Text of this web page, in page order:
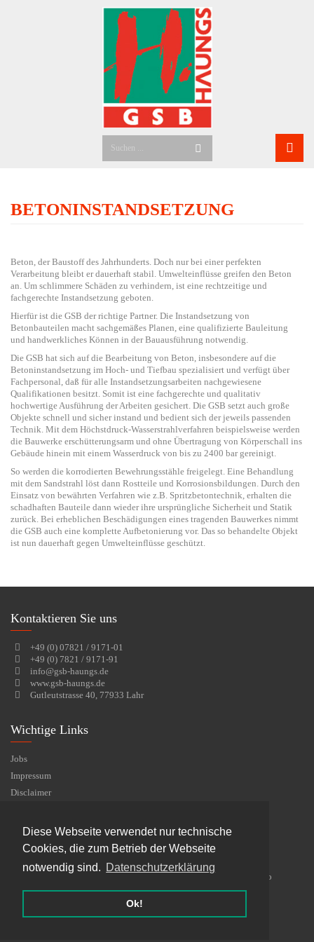
Diese Webseite verwendet nur technische
Cookies, die zum Betrieb der Webseite
notwendig sind. Datenschutzerklärung
Ok!
BETONINSTANDSETZUNG
Beton, der Baustoff des Jahrhunderts. Doch nur bei einer perfekten
Verarbeitung bleibt er dauerhaft stabil. Umwelteinflüsse greifen den Beton
an. Um schlimmere Schäden zu verhindern, ist eine rechtzeitige und
fachgerechte Instandsetzung geboten.
Hierfür ist die GSB der richtige Partner. Die Instandsetzung von
Betonbauteilen macht sachgemäßes Planen, eine qualifizierte Bauleitung
und handwerkliches Können in der Bauausführung notwendig.
Die GSB hat sich auf die Bearbeitung von Beton, insbesondere auf die
Betoninstandsetzung im Hoch- und Tiefbau spezialisiert und verfügt über
Fachpersonal, daß für alle Instandsetzungsarbeiten nachgewiesene
Qualifikationen besitzt. Somit ist eine fachgerechte und qualitativ
hochwertige Ausführung der Arbeiten gesichert. Die GSB setzt auch große
Objekte schnell und sicher instand und bedient sich der jeweils passenden
Technik. Mit dem Höchstdruck-Wasserstrahlverfahren beispielsweise werden
die Bauwerke erschütterungsarm und ohne Übertragung von Körperschall ins
Gebäude hinein mit einem Wasserdruck von bis zu 2400 bar gereinigt.
So werden die korrodierten Bewehrungsstähle freigelegt. Eine Behandlung
mit dem Sandstrahl löst dann Rostteile und Korrosionsbildungen. Durch den
Einsatz von bewährten Verfahren wie z.B. Spritzbetontechnik, erhalten die
schadhaften Bauteile dann wieder ihre ursprüngliche Sicherheit und Statik
zurück. Bei erheblichen Beschädigungen eines tragenden Bauwerkes nimmt
die GSB auch eine komplette Aufbetonierung vor. Das so behandelte Objekt
ist nun dauerhaft gegen Umwelteinflüsse geschützt.
Kontaktieren Sie uns
+49 (0) 07821 / 9171-01
+49 (0) 7821 / 9171-91
info@gsb-haungs.de
www.gsb-haungs.de
Gutleutstrasse 40, 77933 Lahr
Wichtige Links
Jobs
Impressum
Disclaimer
Zeritifikate